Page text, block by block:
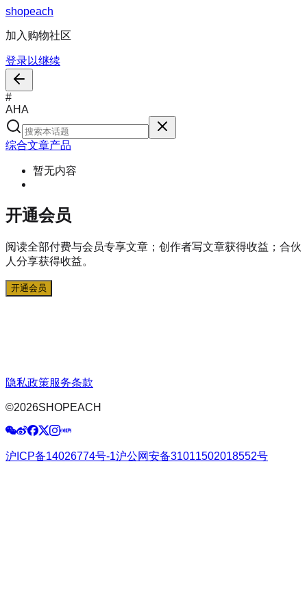
shopeach
加入购物社区
登录以继续
#
AHA
综合文章产品
暂无内容
开通会员
阅读全部付费与会员专享文章；创作者写文章获得收益；合伙
人分享获得收益。
开通会员
隐私政策服务条款
©2026SHOPEACH
沪ICP备14026774号-1沪公网安备31011502018552号